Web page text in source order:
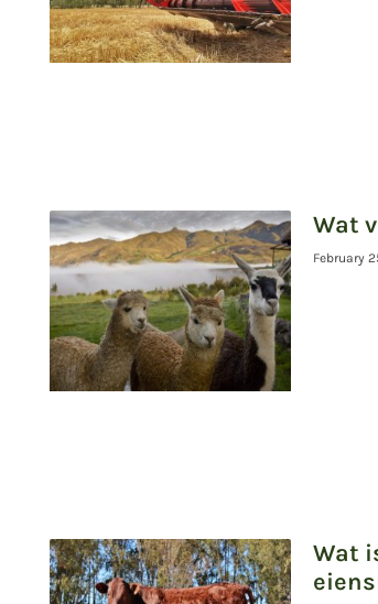
Wat
February
Wat